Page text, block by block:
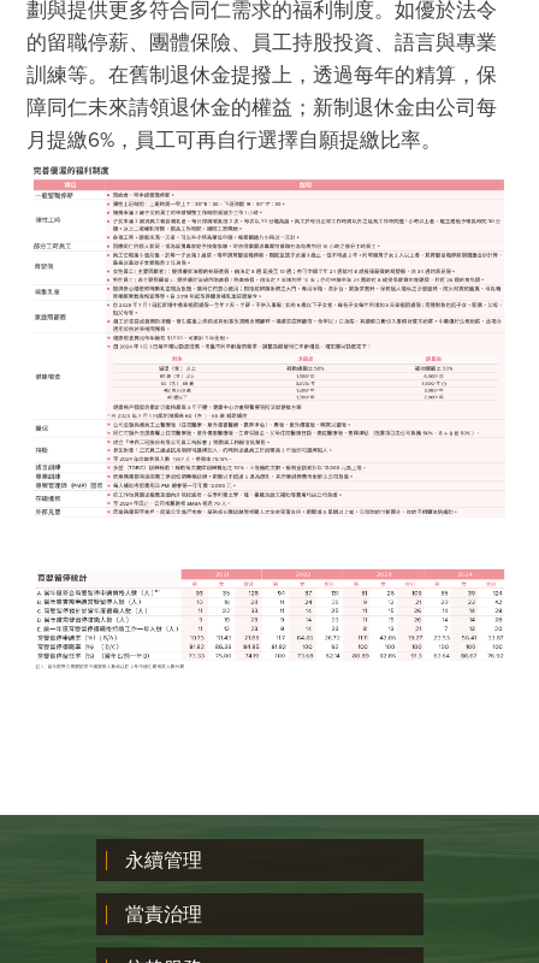
劃與提供更多符合同仁需求的福利制度。如優於法令
的留職停薪、團體保險、員工持股投資、語言與專業
訓練等。在舊制退休金提撥上，透過每年的精算，保
障同仁未來請領退休金的權益；新制退休金由公司每
月提繳6%，員工可再自行選擇自願提繳比率。
永續管理
當責治理